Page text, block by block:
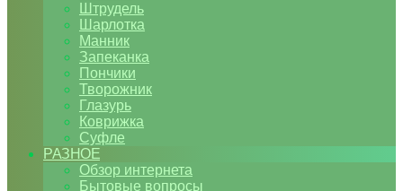
Штрудель
Шарлотка
Манник
Запеканка
Пончики
Творожник
Глазурь
Коврижка
Суфле
РАЗНОЕ
Обзор интернета
Бытовые вопросы